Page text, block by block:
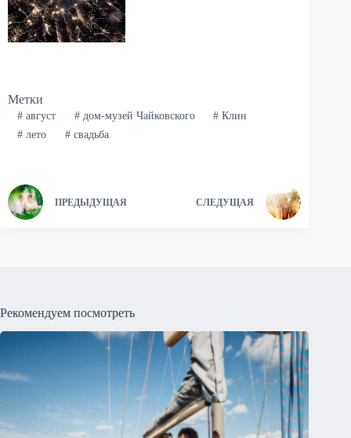
Метки
#август #дом-музей Чайковского # Клин
#лето #свадьба
ПРЕДЫДУЩАЯ СЛЕДУЩАЯ
Рекомендуем посмотреть